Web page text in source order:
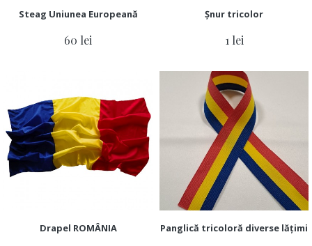
Steag Uniunea Europeană
60 lei
Șnur tricolor
1 lei
Drapel ROMÂNIA Panglică tricoloră diverse lățimi